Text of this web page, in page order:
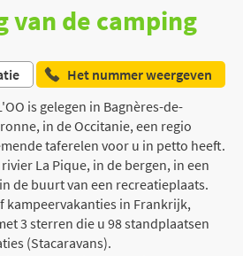
van de camping
Het nummer weergeven
is gelegen in Bagnères-de-
in de Occitanie, een regio
taferelen voor u in petto heeft.
La Pique, in de bergen, in een
de buurt van een recreatieplaats.
kampeervakanties in Frankrijk,
3 sterren die u 98 standplaatsen
(Stacaravans).